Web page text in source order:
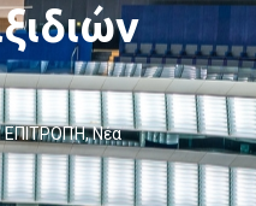
ΕΠΙΤΡΟΠΉ,Νέα